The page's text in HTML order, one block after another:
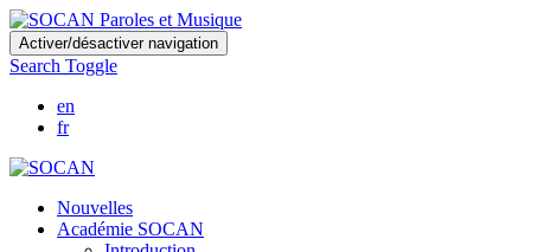
Skip
to
main
content
Activer/désactiver navigation
Search Toggle
en
fr
Nouvelles
Académie SOCAN